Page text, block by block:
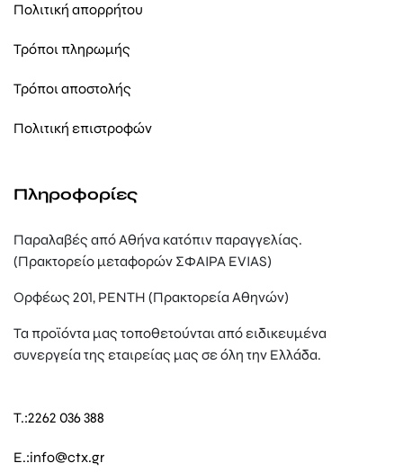
Πολιτική απορρήτου
Τρόποι πληρωμής
Τρόποι αποστολής
Πολιτική επιστροφών
Πληροφορίες
Παραλαβές από Αθήνα κατόπιν παραγγελίας.
(Πρακτορείο μεταφορών ΣΦΑΙΡΑ EVIAS)
Ορφέως 201, ΡΕΝΤΗ (Πρακτορεία Αθηνών)
Τα προϊόντα μας τοποθετούνται από ειδικευμένα
συνεργεία της εταιρείας μας σε όλη την Ελλάδα.
T.:2262 036 388
E.:info@ctx.gr